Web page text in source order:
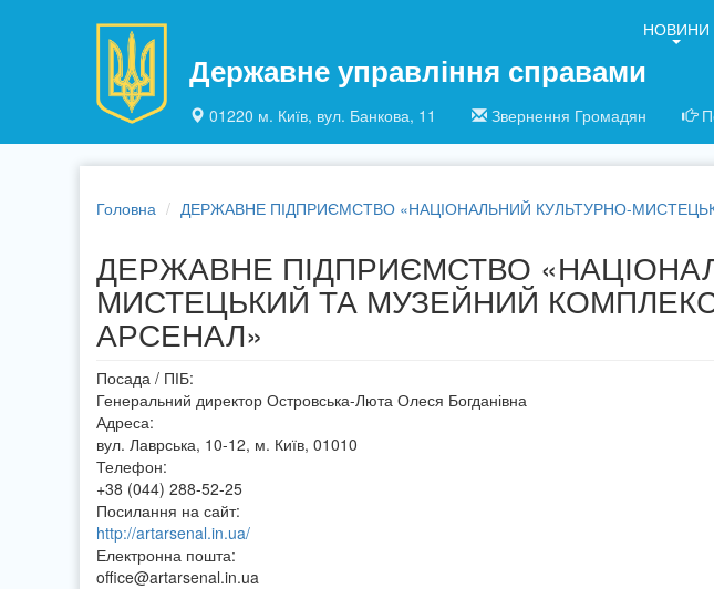
Державне управління справами
01220 м. Київ, вул. Банкова, 11 Звернення Громадян
НОВИНИ
Головна ДЕРЖАВНЕ ПІДПРИЄМСТВО «НАЦІОНАЛЬНИЙ КУЛЬТУРНО-
ДЕРЖАВНЕ ПІДПРИЄМСТВО
МИСТЕЦЬКИЙ ТА МУЗЕЙНИЙ
АРСЕНАЛ»
Посада / ПІБ:
Генеральний директор Островська-Люта Олеся Богданівна
Адреса:
вул. Лаврська, 10-12, м. Київ, 01010
Телефон:
+38 (044) 288-52-25
Посилання на сайт:
http://artarsenal.in.ua/
Електронна пошта:
office@artarsenal.in.ua